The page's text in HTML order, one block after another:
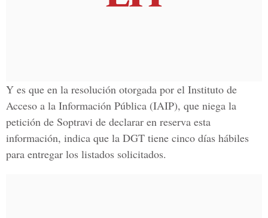
Y es que en la resolución otorgada por el Instituto de
Acceso a la Información Pública (IAIP), que niega la
petición de Soptravi de declarar en reserva esta
información, indica que la DGT tiene cinco días hábiles
para entregar los listados solicitados.